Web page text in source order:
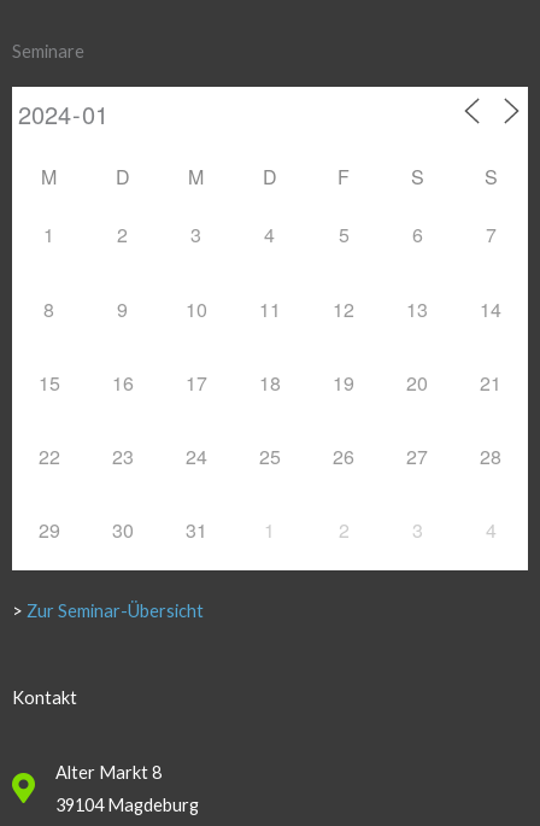
Seminare
M D M D F S S
1 2 3 4 5 6 7
8 9 10 11 12 13 14
15 16 17 18 19 20 21
22 23 24 25 26 27 28
29 30 31 1 2 3 4
> Zur Seminar-Übersicht
Kontakt
Alter Markt 8
39104 Magdeburg